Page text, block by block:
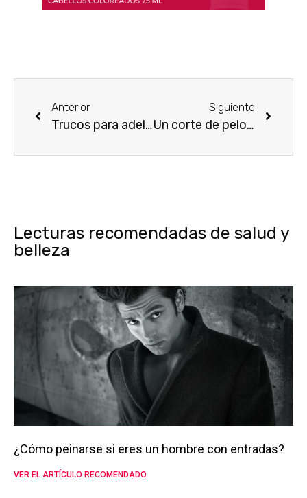
Anterior
Trucos para adelgazar y mantenerse joven
Siguiente
Un corte de pelo para mujeres con rostro cuadrado
Lecturas recomendadas de salud y
belleza
¿Cómo peinarse si eres un hombre con entradas?
VER EL ARTÍCULO RECOMENDADO